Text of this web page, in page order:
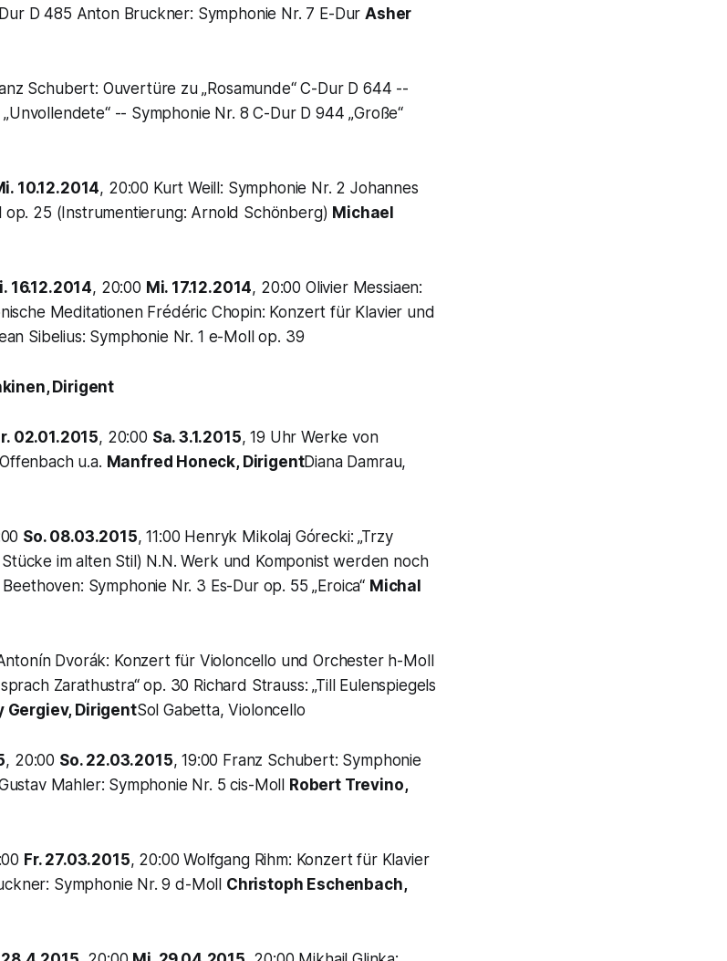
D 485 Anton Bruckner: Symphonie Nr. 7 E-DurAsher
Schubert: Ouvertüre zu „Rosamunde“ C-Dur D 644 --
-- Symphonie Nr. 8 C-Dur D 944 „Große“
10.12.2014, 20:00 Kurt Weill: Symphonie Nr. 2 Johannes
op. 25 (Instrumentierung: Arnold Schönberg) Michael
16.12.2014, 20:00 Mi. 17.12.2014, 20:00 Olivier Messiaen:
Meditationen Frédéric Chopin: Konzert für Klavier und
Sibelius: Symphonie Nr. 1 e-Moll op. 39
Dirigent
02.01.2015, 20:00 Sa. 3.1.2015, 19 Uhr Werke von
u.a. Manfred Honeck, DirigentDiana Damrau,
So. 08.03.2015, 11:00 Henryk Mikolaj Górecki: „Trzy
im alten Stil) N.N. Werk und Komponist werden noch
Symphonie Nr. 3 Es-Dur op. 55 „Eroica“ Michal
Dvorák: Konzert für Violoncello und Orchester h-Moll
Zarathustra“ op. 30 Richard Strauss: „Till Eulenspiegels
Gergiev, DirigentSol Gabetta, Violoncello
, 20:00 So. 22.03.2015, 19:00 Franz Schubert: Symphonie
Mahler: Symphonie Nr. 5 cis-Moll
Robert Trevino,
Fr. 27.03.2015, 20:00 Wolfgang Rihm: Konzert für Klavier
Symphonie Nr. 9 d-Moll Christoph Eschenbach,